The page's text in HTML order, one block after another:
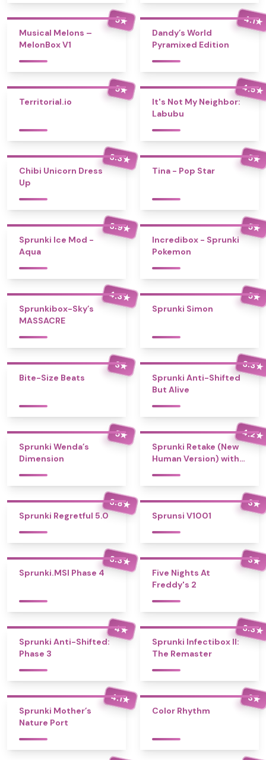
5★
Musical Melons –
MelonBox V1
4.1★
Dandy’s World
Pyramixed Edition
5★
Territorial.io
4.5★
It's Not My Neighbor:
Labubu
3.3★
Chibi Unicorn Dress
Up
5★
Tina - Pop Star
3.9★
Sprunki Ice Mod -
Aqua
5★
Incredibox - Sprunki
Pokemon
4.3★
Sprunkibox-Sky’s
MASSACRE
5★
Sprunki Simon
3★
Bite-Size Beats
3.3★
Sprunki Anti-Shifted
But Alive
5★
Sprunki Wenda’s
Dimension
4.2★
Sprunki Retake (New
Human Version) with
3.8★
Sprunki Regretful 5.0
3★
Sprunsi V1001
3.3★
Sprunki.MSI Phase 4
3★
Five Nights At
Freddy's 2
4★
Sprunki Anti-Shifted:
Phase 3
3.3★
Sprunki Infectibox II:
The Remaster
4.1★
Sprunki Mother’s
Nature Port
3★
Color Rhythm